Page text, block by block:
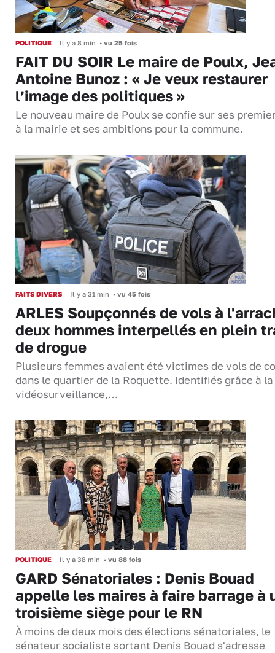
POLITIQUE Il y a 8 min • vu 25 fois
FAIT DU SOIR Le maire de Poulx,
Antoine Bunoz : « Je veux restaurer
l’image des politiques »
Le nouveau maire de Poulx se confie sur ses
à la mairie et ses ambitions pour la commune.
FAITS DIVERS Il y a 31 min • vu 45 fois
ARLES Soupçonnés de vols à
deux hommes interpellés en plein
de drogue
Plusieurs femmes avaient été victimes de vols de
dans le quartier de la Roquette. Identifiés grâce à la
vidéosurveillance,…
POLITIQUE Il y a 38 min • vu 88 fois
GARD Sénatoriales : Denis Bouad
appelle les maires à faire barrage à
troisième siège pour le RN
À moins de deux mois des élections sénatoriales, le
sénateur socialiste sortant Denis Bouad s'adresse